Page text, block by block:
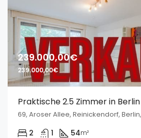
239.000,00€
239.000,00€
Praktische 2.5 Zimmer in
69, Aroser Allee, Reinickendorf,
2 1 54m²